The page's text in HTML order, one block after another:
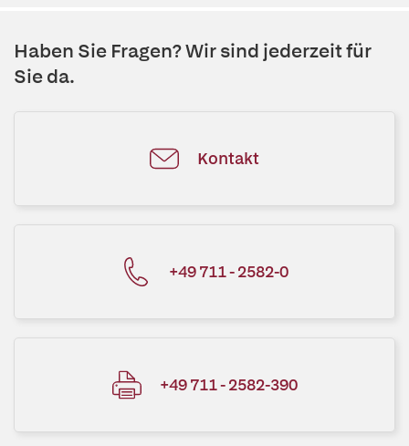
Haben Sie Fragen? Wir sind jederzeit für
Sie da.
Kontakt
+49 711 - 2582-0
+49 711 - 2582-390